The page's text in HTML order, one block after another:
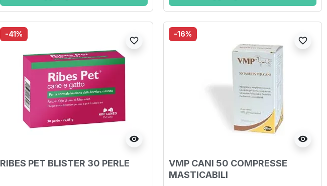
-41%
visibility
favorite_border
RIBES PET BLISTER 30 PERLE
-16%
visibility
favorite_border
VMP CANI 50 COMPRESSE
MASTICABILI